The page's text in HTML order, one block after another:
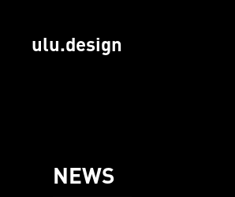
ulu.design
NEWS